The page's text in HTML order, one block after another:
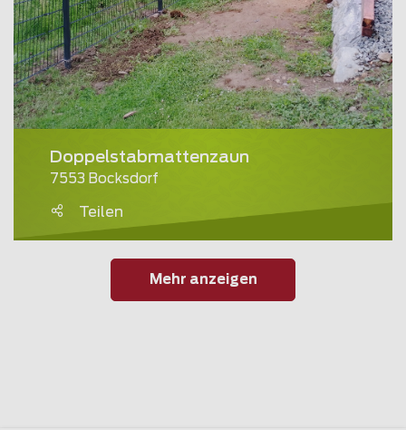
Doppelstabmattenzaun
7553 Bocksdorf
Teilen
Mehr anzeigen